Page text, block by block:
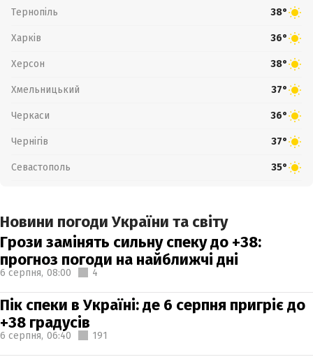
Тернопіль 38°
Харків 36°
Херсон 38°
Хмельницький 37°
Черкаси 36°
Чернігів 37°
Севастополь 35°
Новини погоди України та світу
Грози замінять сильну спеку до +38:
прогноз погоди на найближчі дні
6 серпня, 08:00 4
Пік спеки в Україні: де 6 серпня пригріє до
+38 градусів
6 серпня, 06:40 191